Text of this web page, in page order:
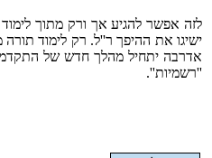
לזה אפשר להגיע אך ורק מתוך
ישיגו את ההיפך ר''ל. רק לימוד
אדרבה יתחיל מהלך חדש של
''רשמיות''.